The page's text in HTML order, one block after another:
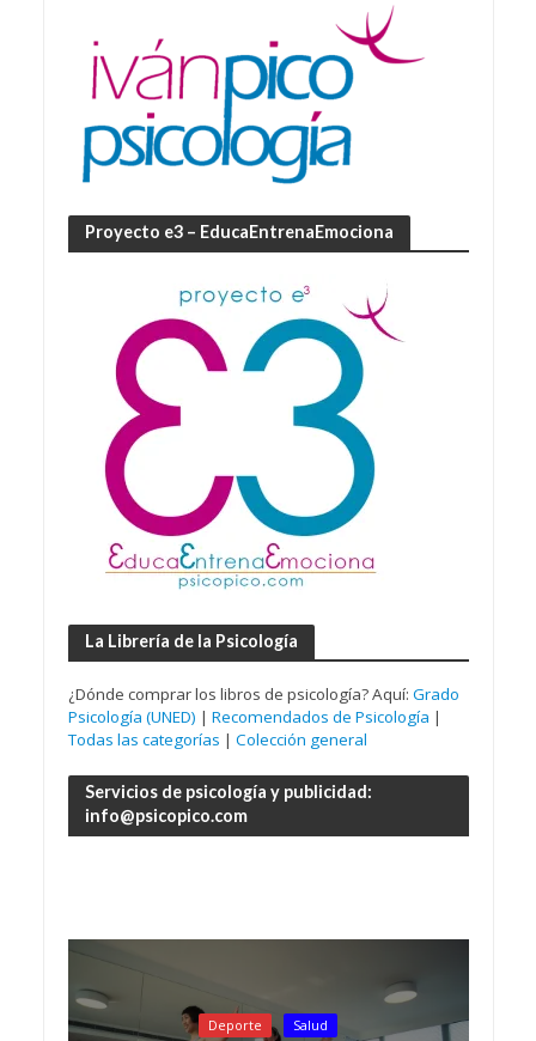
Proyecto e3 – EducaEntrenaEmociona
La Librería de la Psicología
¿Dónde comprar los libros de psicología? Aquí: Grado
Psicología (UNED) | Recomendados de Psicología |
Todas las categorías | Colección general
Servicios de psicología y publicidad:
info@psicopico.com
Deporte Salud